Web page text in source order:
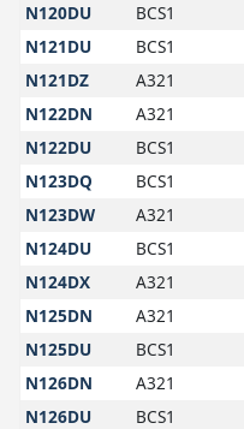
N120DU
BCS1
N121DU
BCS1
N121DZ
A321
N122DN
A321
N122DU
BCS1
N123DQ
BCS1
N123DW
A321
N124DU
BCS1
N124DX
A321
N125DN
A321
N125DU
BCS1
N126DN
A321
N126DU
BCS1